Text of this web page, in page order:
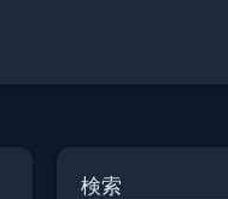
検索